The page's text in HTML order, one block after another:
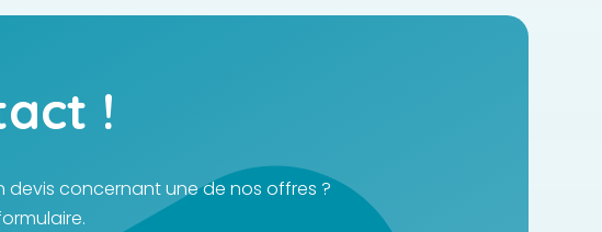
!
concernant une de nos offres ?